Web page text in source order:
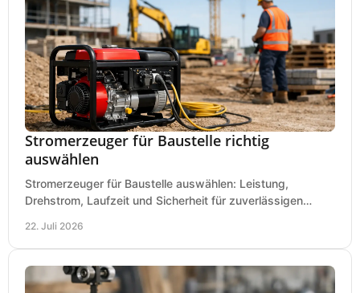
Stromerzeuger für Baustelle richtig
auswählen
Stromerzeuger für Baustelle auswählen: Leistung,
Drehstrom, Laufzeit und Sicherheit für zuverlässigen
22. Juli 2026